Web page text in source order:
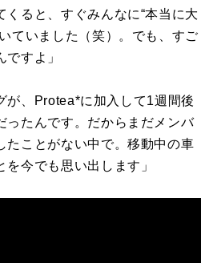
くると、すぐみんなに“本当に大
ていました（笑）。でも、すご
ですよ」
、 Protea*に加入して1週間後
ったんです。だからまだメンバ
たことがない中で。移動中の車
今でも思い出します」